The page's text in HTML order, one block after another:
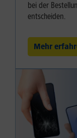
bei der
entscheiden.
Mehr